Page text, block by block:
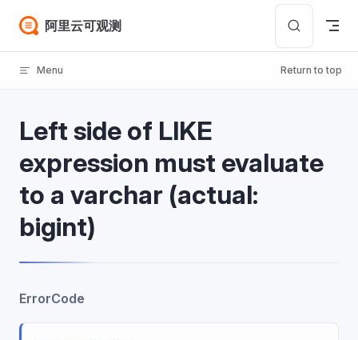
Skip to content
阿里云可观测
Menu Return to top
Left side of LIKE
expression must evaluate
to a varchar (actual:
bigint)
ErrorCode